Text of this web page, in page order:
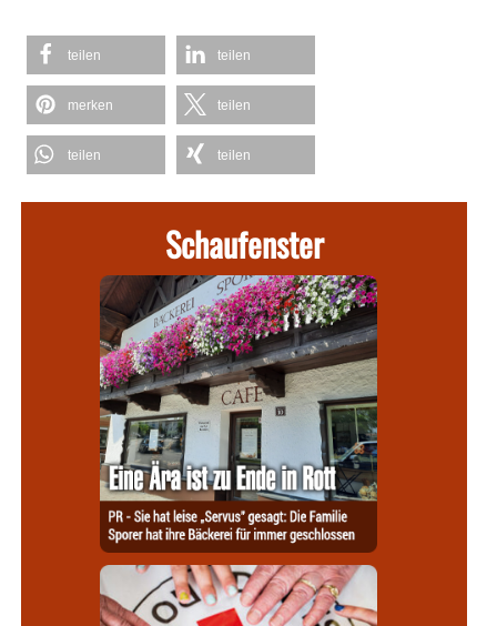
teilen teilen
merken teilen
teilen teilen
Schaufenster